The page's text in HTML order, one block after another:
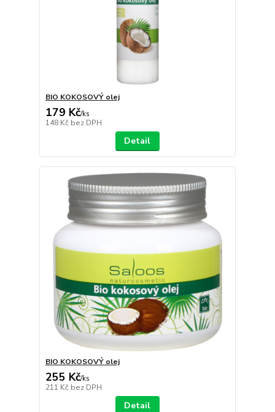
BIO KOKOSOVÝ olej
179 Kč/ks
148 Kč bez DPH
Detail
BIO KOKOSOVÝ olej
255 Kč/ks
211 Kč bez DPH
Detail